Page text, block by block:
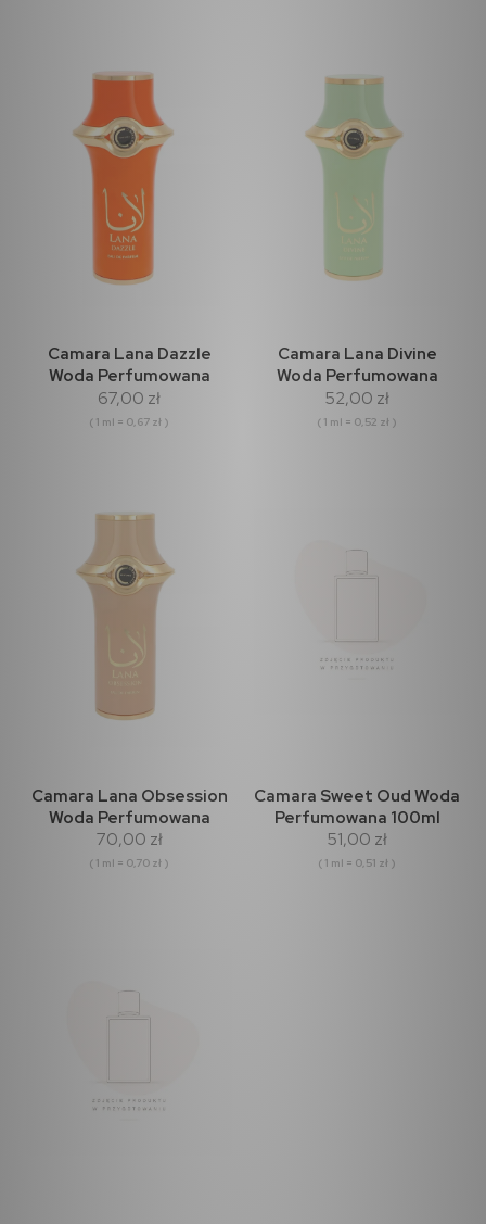
Camara Lana Dazzle
Woda Perfumowana
100ml
67,00 zł
( 1 ml = 0,67 zł )
Camara Lana Divine
Woda Perfumowana
100ml
52,00 zł
( 1 ml = 0,52 zł )
Camara Lana Obsession
Woda Perfumowana
100ml
70,00 zł
( 1 ml = 0,70 zł )
Camara Sweet Oud Woda
Perfumowana 100ml
51,00 zł
( 1 ml = 0,51 zł )